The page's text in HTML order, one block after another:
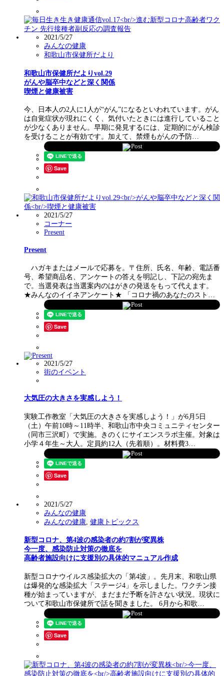
2021/5/27
みんなの健康
和歌山市保健所だより
和歌山市保健所だよりvol.29
がんや脳卒中などと深く関係
喫煙と健康被害
今、日本人の2人に1人が“がん”になるといわれています。がん
は自覚症状が現れにくく、気付いたときには進行していること
が少なくありません。早期に発見するには、定期的にがん検診
を受けることが有効です。加えて、禁煙もがんの予防…
Post
Save
2021/5/27
コーナー
Present
Present
ハガキまたはメールで応募を。〒住所、氏名、年齢、電話番
号、希望商品名、アンケートの答えを明記し、下記の宛先ま
で。当選発表は当選案内のはがきの発送をもって代えます。
★みんなのイイネアンケート★ 「コロナ禍のあなたのスト…
Post
Save
2021/5/27
街のイベント
大気圧の大きさを実感しよう！
実験工作教室「大気圧の大きさを実感しよう！」が6月5日
（土）午前10時～11時半、和歌山市中央コミュニティセンター
（同市三沢町）で実施。きのくにサイエンスラボ主催。対象は
小学４年生～大人。定員約12人（先着順）。材料費3…
Post
Save
2021/5/27
みんなの健康
みんなの健康 健康トピックス
新型コロナ、第4波の感染者の約7割が変異株
今一度、感染防止対策の徹底を
高齢者施設向けに支援別の具体的マニュアル作成
新型コロナウイルス感染拡大の「第4波」。先月末、和歌山県
は爆発的な感染拡大「ステージ4」を示しました。ワクチン接
種が始まっていますが、まだまだ予断を許さない状況。現状に
ついて和歌山市保健所で話を聞きました。 6月から和歌…
Post
Save